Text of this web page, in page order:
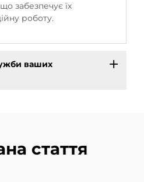
забезпечує їх
роботу.
ваших
стаття